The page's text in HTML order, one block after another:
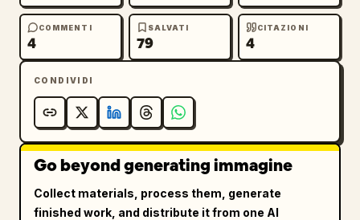
COMMENTI
4
SALVATI
79
CITAZIONI
4
CONDIVIDI
Go beyond generating immagine
Collect materials, process them, generate
finished work, and distribute it from one AI